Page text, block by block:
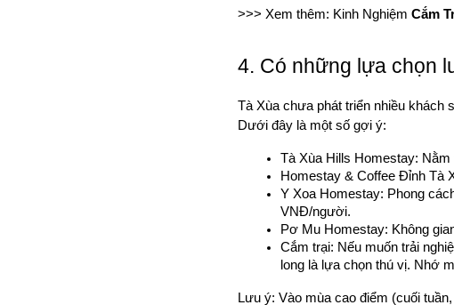
>>> Xem thêm: Kinh Nghiệm Cắm
4. Có những lựa chọn
Tà Xùa chưa phát triển nhiều khách
Dưới đây là một số gợi ý:
Tà Xùa Hills Homestay:
Homestay & Coffee Đỉnh Tà
Y Xoa Homestay: Phong
VNĐ/người.
Pơ Mu Homestay: Không
Cắm trại: Nếu muốn trải
long là lựa chọn thú vị. Nhớ
Lưu ý: Vào mùa cao điểm (cuối